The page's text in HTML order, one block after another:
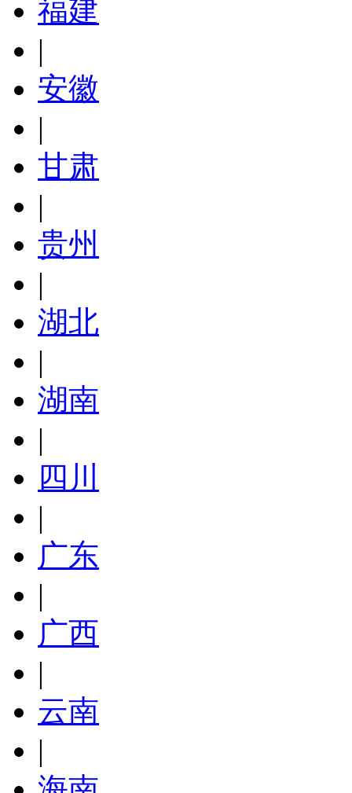
福建
|
安徽
|
甘肃
|
贵州
|
湖北
|
湖南
|
四川
|
广东
|
广西
|
云南
|